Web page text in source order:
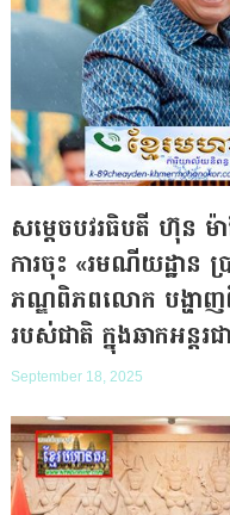
សម្តេចបវរធិបតី ហ៊ុន
ការចុះ «រមណីយដ្ឋាន ប្
ភណ្ឌពិភពលោក បង្ហាញពី
របស់ជាតិ ក្នុងឆាកអន្តរជ
September 18, 2025